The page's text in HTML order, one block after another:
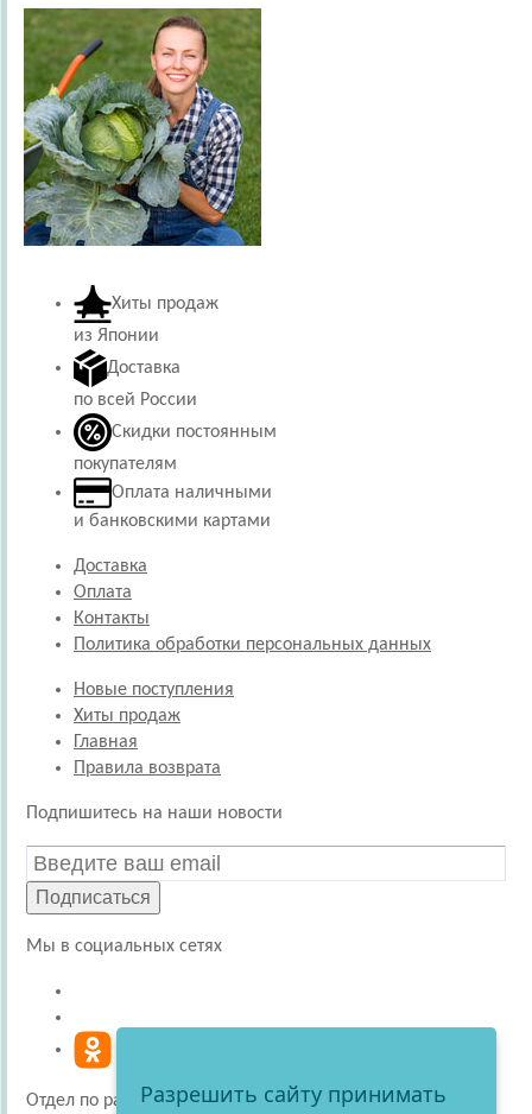
Хиты продаж
из Японии
Доставка
по всей России
Скидки постоянным
покупателям
Оплата наличными
и банковскими картами
Доставка
Оплата
Контакты
Политика обработки персональных данных
Новые поступления
Хиты продаж
Главная
Правила возврата
Подпишитесь на наши новости
Подписаться
Мы в социальных сетях
Отдел по работе с покупателями
Разрешить сайту принимать